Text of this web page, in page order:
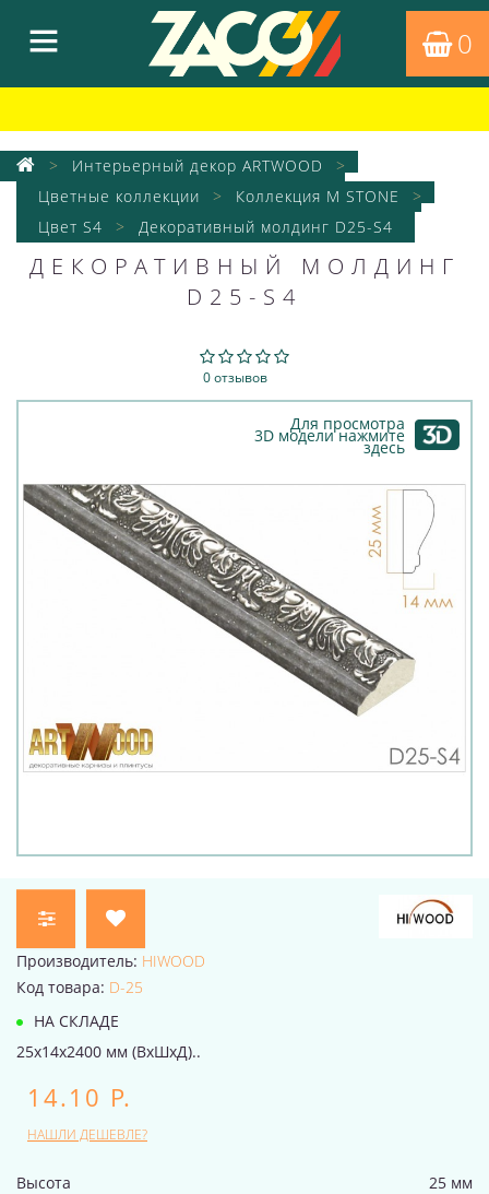
0
Интерьерный декор ARTWOOD
Цветные коллекции
Коллекция M STONE
Цвет S4
Декоративный молдинг D25-S4
ДЕКОРАТИВНЫЙ МОЛДИНГ
D25-S4
0 отзывов
Для просмотра
3D модели нажмите
здесь
Производитель: HIWOOD
Код товара: D-25
НА СКЛАДЕ
25x14x2400 мм (ВхШхД)..
14.10 Р.
НАШЛИ ДЕШЕВЛЕ?
Высота
25 мм